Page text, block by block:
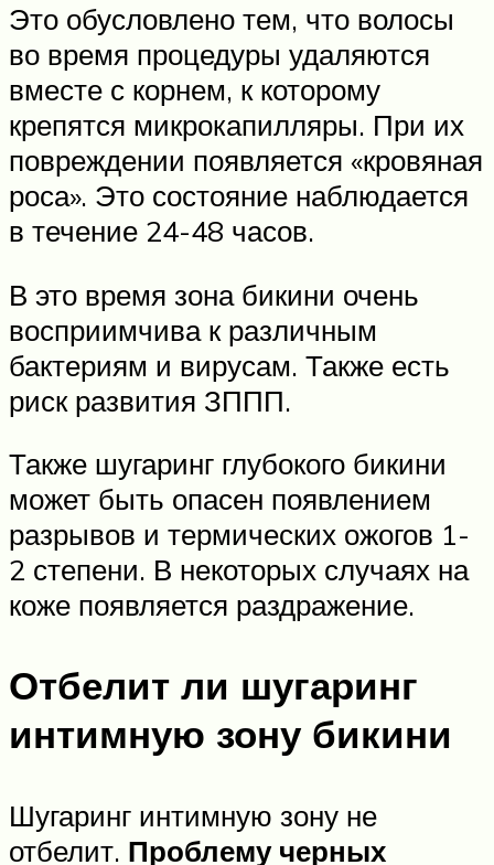
Это обусловлено тем, что волосы
во время процедуры удаляются
вместе с корнем, к которому
крепятся микрокапилляры. При их
повреждении появляется «кровяная
роса». Это состояние наблюдается
в течение 24-48 часов.
В это время зона бикини очень
восприимчива к различным
бактериям и вирусам. Также есть
риск развития ЗППП.
Также шугаринг глубокого бикини
может быть опасен появлением
разрывов и термических ожогов 1-
2 степени. В некоторых случаях на
коже появляется раздражение.
Отбелит ли шугаринг
интимную зону бикини
Шугаринг интимную зону не
отбелит. Проблему черных